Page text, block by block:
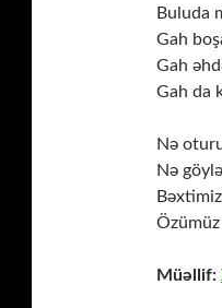
Buluda
Gah
Gah
Gah da
Nə
Nə
Özümüz
Müəllif: